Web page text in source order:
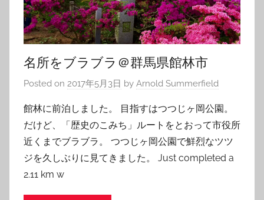
名所をブラブラ＠群馬県館林市
Posted on 2017年5月3日 by Arnold Summerfield
館林に前泊しました。 目指すはつつじヶ岡公園。
だけど、「歴史のこみち」ルートをとおって市役所
近くまでブラブラ。 つつじヶ岡公園で鮮烈なツツ
ジを久しぶりに見てきました。 Just completed a
2.11 km w